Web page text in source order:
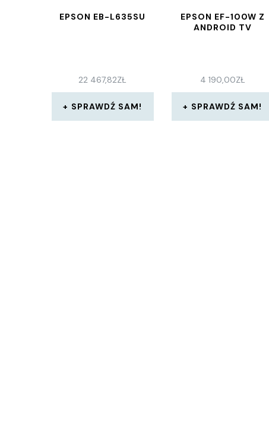
EPSON EB-L635SU
22 467,82ZŁ
SPRAWDŹ SAM!
EPSON EF-100W Z
ANDROID TV
4 190,00ZŁ
SPRAWDŹ SAM!